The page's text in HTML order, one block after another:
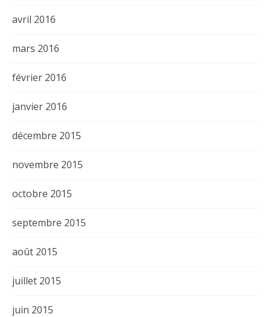
avril 2016
mars 2016
février 2016
janvier 2016
décembre 2015
novembre 2015
octobre 2015
septembre 2015
août 2015
juillet 2015
juin 2015